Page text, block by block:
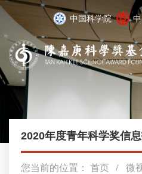
中国科学院
2020年度青年科学奖信
您当前的位置： 首页 微